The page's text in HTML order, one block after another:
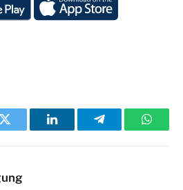
Twitter LinkedInTelegram